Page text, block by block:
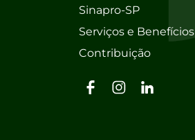
Sinapro-SP
Serviços e Benefícios
Contribuição